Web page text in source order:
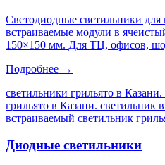
Светодиодные светильники для
встраиваемые модули в
150×150 мм. Для ТЦ, офисов,
Подробнее →
светильники грильято в
грильято в Казани. светильник
встраиваемый светильник
Диодные светильники